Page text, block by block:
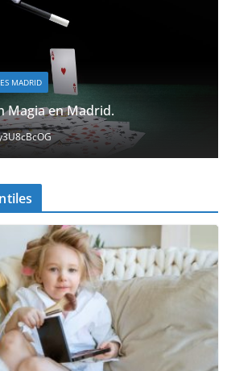
MADRID
Magia en Madrid.